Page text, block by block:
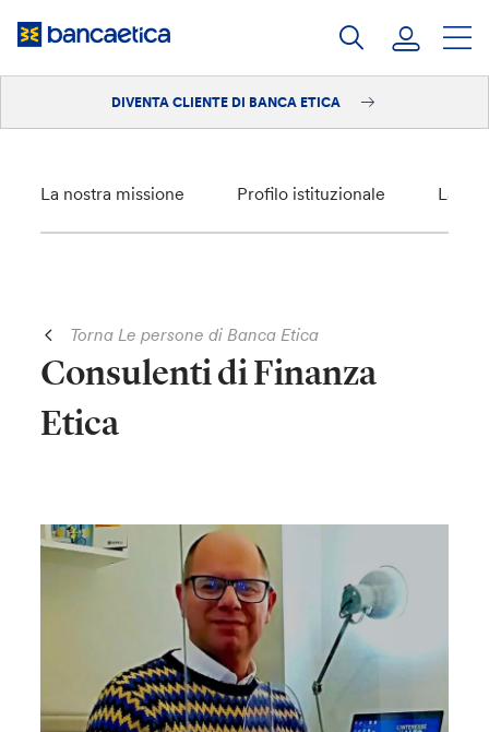
DIVENTA CLIENTE DI BANCA ETICA
La nostra missione Profilo istituzionale La
Torna Le persone di Banca Etica
Consulenti di Finanza
Etica